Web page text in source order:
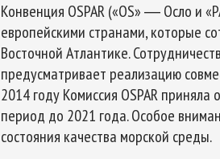
Конвенция OSPAR («OS» ― Осло и
европейскими странами, которые
Восточной Атлантике.
предусматривает реализацию
2014 году Комиссия OSPAR
период до 2021 года. Особое
состояния качества морской среды.